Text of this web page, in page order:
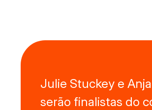
Julie Stuckey e
serão finalistas do